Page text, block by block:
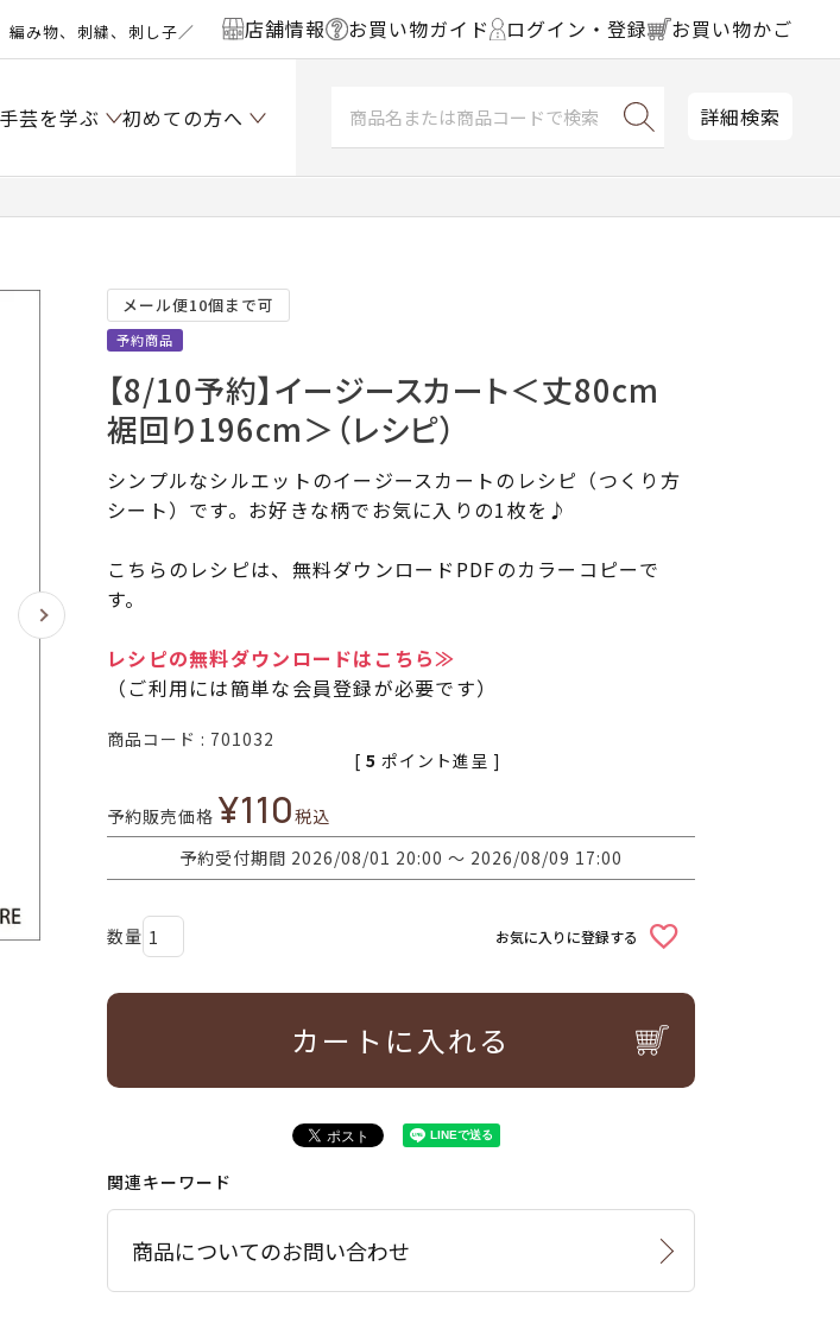
編み物、刺繍、刺し子／ 店舗情報 お買い物ガイド ログイン・登録 お買い物かご
手芸を学ぶ 初めての方へ 詳細検索
メール便10個まで可
予約商品
【8/10予約】イージースカート＜丈80cm
裾回り196cm＞（レシピ）
シンプルなシルエットのイージースカートのレシピ（つくり方
シート）です。お好きな柄でお気に入りの1枚を♪
こちらのレシピは、無料ダウンロードPDFのカラーコピーで
す。
レシピの無料ダウンロードはこちら≫
（ご利用には簡単な会員登録が必要です）
商品コード 701032
予約販売価格 ¥110税込
[ 5 ポイント進呈 ]
予約受付期間 2026/08/01 20:00 〜 2026/08/09 17:00
お気に入りに登録する
カートに入れる
関連キーワード
商品についてのお問い合わせ